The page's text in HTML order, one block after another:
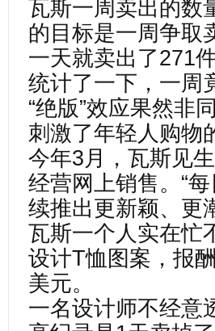
瓦斯一周卖出的数
的目标是一周争取
一天就卖出了271
统计了一下，一周
“绝版”效应果然非
刺激了年轻人购物
今年3月，瓦斯见
经营网上销售。“
续推出更新颖、更
瓦斯一个人实在忙
设计T恤图案，报
美元。
一名设计师不经意